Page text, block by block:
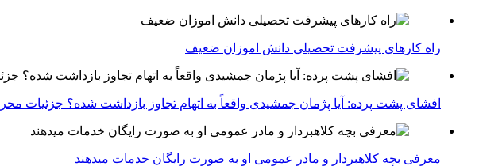
راه کارهای پیشرفت تحصیلی دانش اموزان ضعیف
افشای پشت پرده: آیا پژمان جمشیدی واقعاً به اتهام تجاوز بازداشت شده؟ جزئیات
معرفی بچه کلاهبردار و مادر عمومی او به صورت رایگان خدمات میدهند